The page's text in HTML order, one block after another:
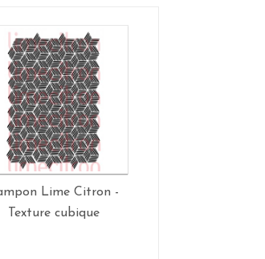
Lime Citron -
Texture cubique